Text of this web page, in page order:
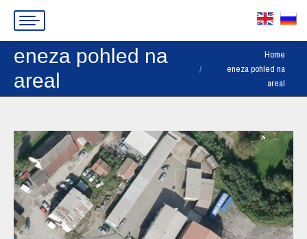
eneza pohled na
areal
Home
eneza pohled na
areal